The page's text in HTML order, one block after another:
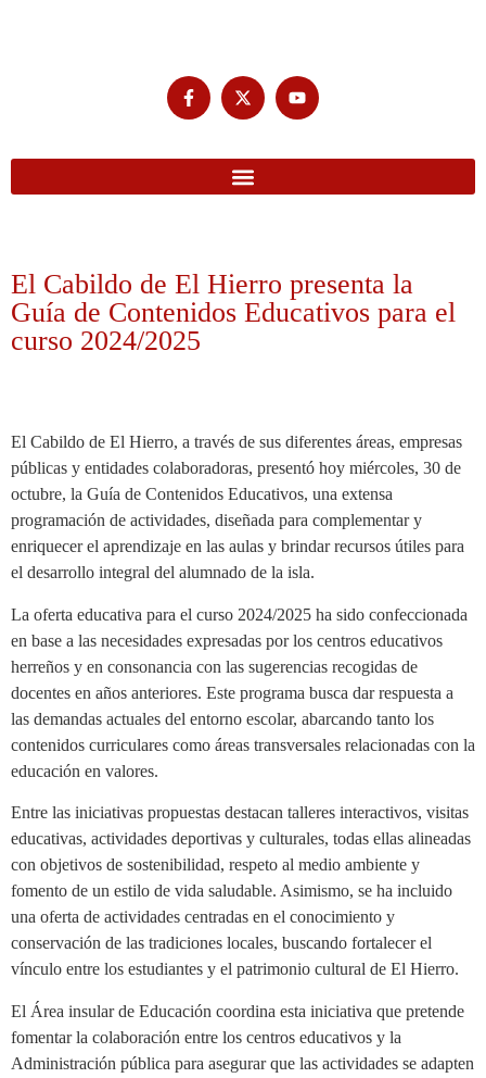
El Cabildo de El Hierro presenta la
Guía de Contenidos Educativos para el
curso 2024/2025
El Cabildo de El Hierro, a través de sus diferentes áreas, empresas
públicas y entidades colaboradoras, presentó hoy miércoles, 30 de
octubre, la Guía de Contenidos Educativos, una extensa
programación de actividades, diseñada para complementar y
enriquecer el aprendizaje en las aulas y brindar recursos útiles para
el desarrollo integral del alumnado de la isla.
La oferta educativa para el curso 2024/2025 ha sido confeccionada
en base a las necesidades expresadas por los centros educativos
herreños y en consonancia con las sugerencias recogidas de
docentes en años anteriores. Este programa busca dar respuesta a
las demandas actuales del entorno escolar, abarcando tanto los
contenidos curriculares como áreas transversales relacionadas con la
educación en valores.
Entre las iniciativas propuestas destacan talleres interactivos, visitas
educativas, actividades deportivas y culturales, todas ellas alineadas
con objetivos de sostenibilidad, respeto al medio ambiente y
fomento de un estilo de vida saludable. Asimismo, se ha incluido
una oferta de actividades centradas en el conocimiento y
conservación de las tradiciones locales, buscando fortalecer el
vínculo entre los estudiantes y el patrimonio cultural de El Hierro.
El Área insular de Educación coordina esta iniciativa que pretende
fomentar la colaboración entre los centros educativos y la
Administración pública para asegurar que las actividades se adapten